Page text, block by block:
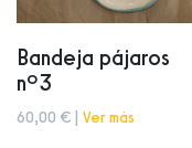
Bandeja pájaros
nº3
60,00 € | Ver más